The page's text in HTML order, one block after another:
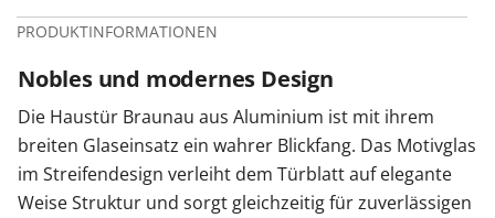
PRODUKTINFORMATIONEN
Nobles und modernes Design
Die Haustür Braunau aus Aluminium ist mit ihrem
breiten Glaseinsatz ein wahrer Blickfang. Das Motivglas
im Streifendesign verleiht dem Türblatt auf elegante
Weise Struktur und sorgt gleichzeitig für zuverlässigen